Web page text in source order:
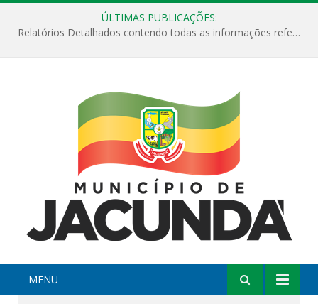
ÚLTIMAS PUBLICAÇÕES:
Relatórios Detalhados contendo todas as informações referentes a execução de recursos destinados ao fomento de projetos culturais no Município de Jacundá entre os anos de 2022 ao presente ano de 2026.
MENU